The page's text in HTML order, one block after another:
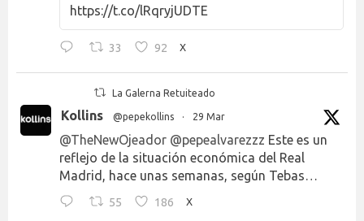
https://t.co/lRqryjUDTE
33 92 X
La Galerna Retuiteado
Kollins @pepekollins · 29 Mar
@TheNewOjeador @pepealvarezzz Este es un
reflejo de la situación económica del Real
Madrid, hace unas semanas, según Tebas…
55 186 X